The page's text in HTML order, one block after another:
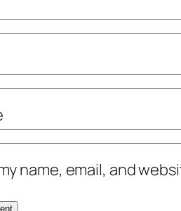
name, email, and